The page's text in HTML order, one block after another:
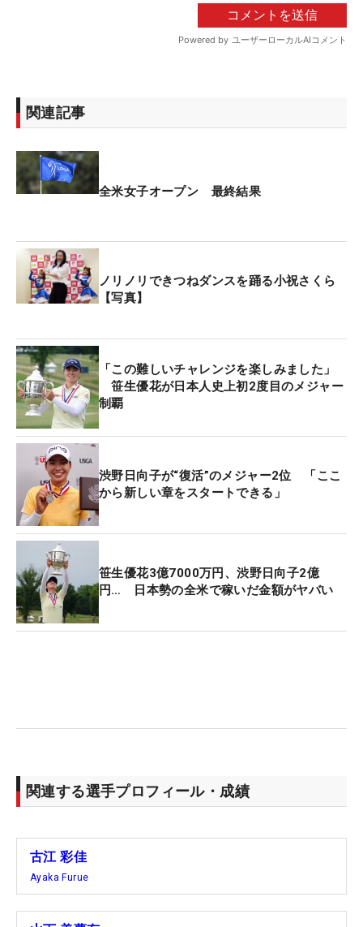
関連記事
全米女子オープン 最終結果
ノリノリできつねダンスを踊る小祝さくら
【写真】
「この難しいチャレンジを楽しみました」
笹生優花が日本人史上初2度目のメジャー
制覇
渋野日向子が“復活”のメジャー2位 「ここ
から新しい章をスタートできる」
笹生優花3億7000万円、渋野日向子2億
円… 日本勢の全米で稼いだ金額がヤバい
関連する選手プロフィール・成績
古江 彩佳
Ayaka Furue